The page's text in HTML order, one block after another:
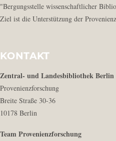
"Bergungsstelle wissenschaftlicher
Ziel ist die Unterstützung der
KONTAKT
Zentral- und Landesbibliothek Berlin
Provenienzforschung
Breite Straße 30-36
10178 Berlin
Team Provenienzforschung